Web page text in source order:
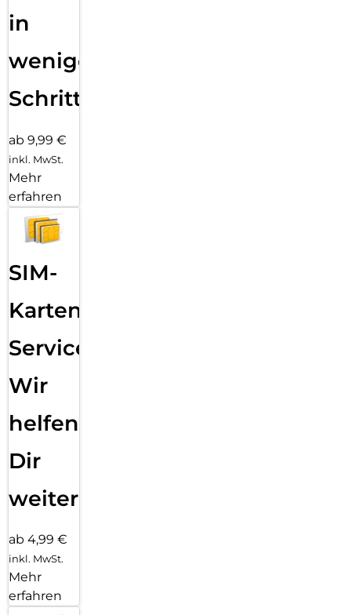
in
wenigen
Schritten
ab 9,99 €
inkl. MwSt.
Mehr
erfahren
SIM-
Karten
Service:
Wir
helfen
Dir
weiter
ab 4,99 €
inkl. MwSt.
Mehr
erfahren